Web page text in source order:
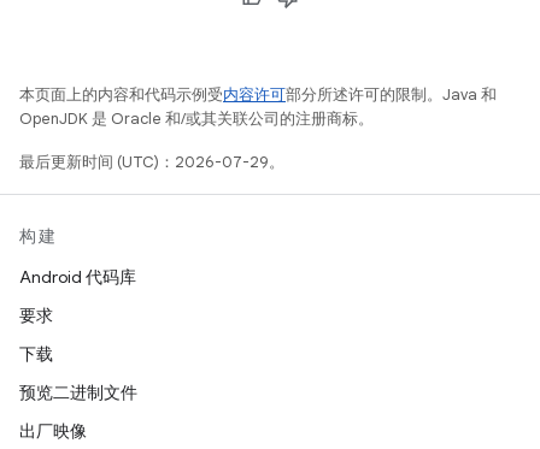
本页面上的内容和代码示例受内容许可部分所述许可的限制。Java 和
OpenJDK 是 Oracle 和/或其关联公司的注册商标。
最后更新时间 (UTC)：2026-07-29。
构建
Android 代码库
要求
下载
预览二进制文件
出厂映像